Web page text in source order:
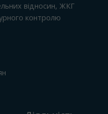
відносин, ЖКГ
контролю